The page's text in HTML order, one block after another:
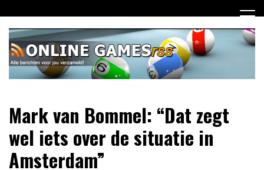
naar
inhoud
Online Games RSS
verzameld
Mark van Bommel: “Dat zegt
wel iets over de situatie in
Amsterdam”